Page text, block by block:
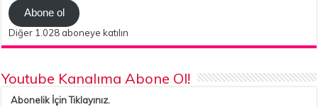
Abone ol
Diğer 1.028 aboneye katılın
Youtube Kanalıma Abone Ol!
Abonelik İçin Tıklayınız.